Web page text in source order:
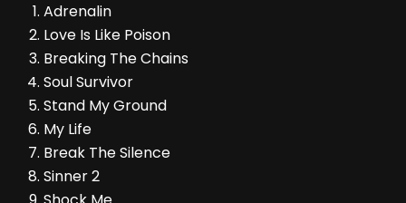
Adrenalin
Love Is Like Poison
Breaking The Chains
Soul Survivor
Stand My Ground
My Life
Break The Silence
Sinner 2